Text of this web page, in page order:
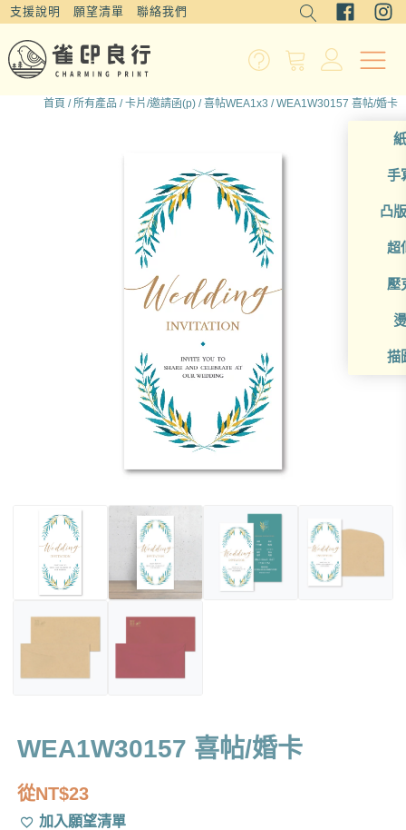
支援說明 願望清單 聯絡我們
手
凸
超
壓
描
首頁 /所有產品 /卡片/邀請函(p) /喜帖WEA1x3 / WEA1W30157 喜帖/婚卡
WEA1W30157 喜帖/婚卡
從NT$23
加入願望清單